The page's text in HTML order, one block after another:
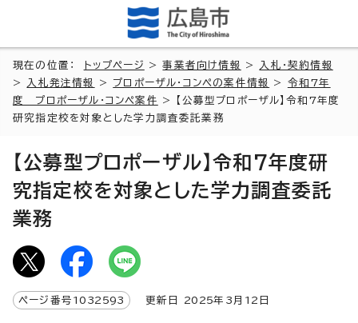
現在の位置： トップページ >事業者向け情報 >
入札・契約情報
>
入札発注情報 > プロポーザル・コンペの案件情報 > 令和7年
度 プロポーザル・コンペ案件
> 【公募型プロポーザル】令和7年度
研究指定校を対象とした学力調査委託業務
【公募型プロポーザル】令和7年度研
究指定校を対象とした学力調査委託
業務
ページ番号 1032593 更新日 2025年3月 12 日